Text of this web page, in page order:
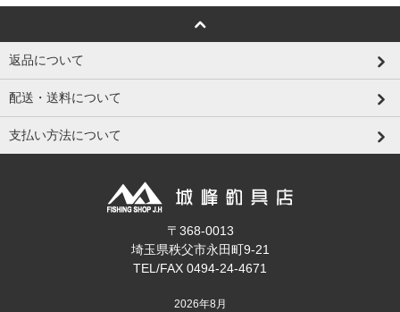
返品について
配送・送料について
支払い方法について
〒368-0013
埼玉県秩父市永田町9-21
TEL/FAX 0494-24-4671
2026年8月